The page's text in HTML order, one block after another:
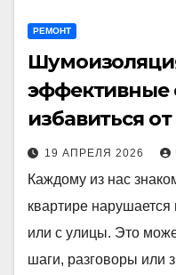
РЕМОНТ
эффективные
избавиться
19 АПРЕЛЯ 2026
Каждому из нас
квартире
или с улицы. Это
шаги, разговоры или